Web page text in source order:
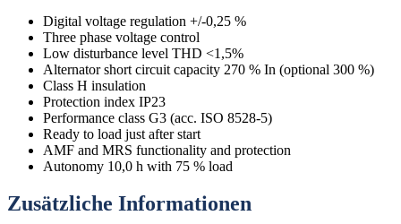
Digital voltage regulation +/-0,25 %
Three phase voltage control
Low disturbance level THD <1,5%
Alternator short circuit capacity 270 % In (optional 300 %)
Class H insulation
Protection index IP23
Performance class G3 (acc. ISO 8528-5)
Ready to load just after start
AMF and MRS functionality and protection
Autonomy 10,0 h with 75 % load
Zusätzliche Informationen